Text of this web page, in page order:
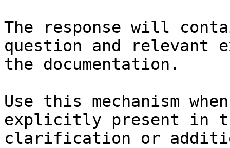
The response will
question and relevant
the documentation.
Use this mechanism
explicitly present in
clarification or